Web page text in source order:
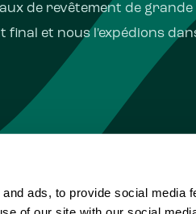
ads, to provide social media
de revêtement de
final et nous l'expédions